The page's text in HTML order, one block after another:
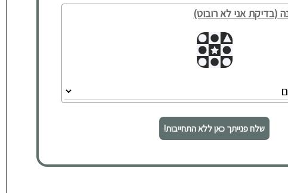
(בדיקת אני לא רובוט)
שלח פנייתך כאן ללא התחייבות!